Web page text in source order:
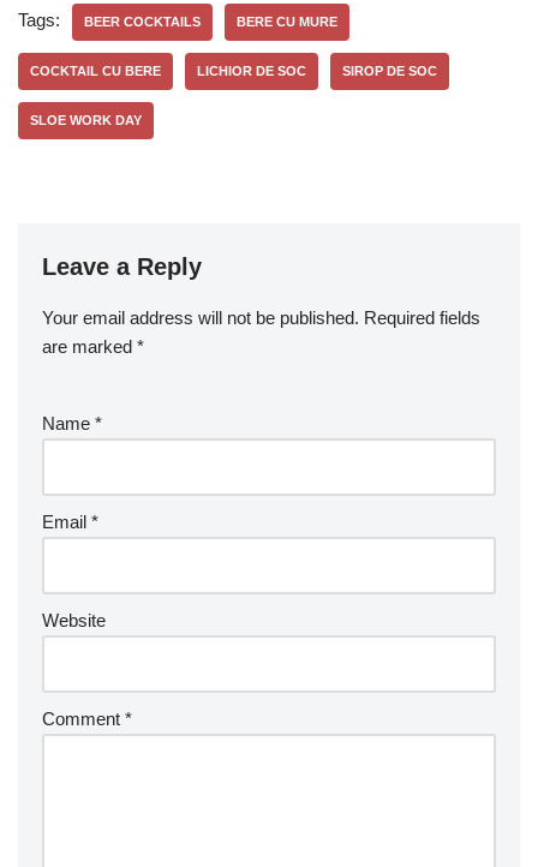
o
o
k
e
Tags: BEER COCKTAILS BERE CU MURE
COCKTAIL CU BERE LICHIOR DE SOC SIROP DE SOC
SLOE WORK DAY
Leave a Reply
Your email address will not be published. Required fields
are marked *
Name *
Email *
Website
Comment *